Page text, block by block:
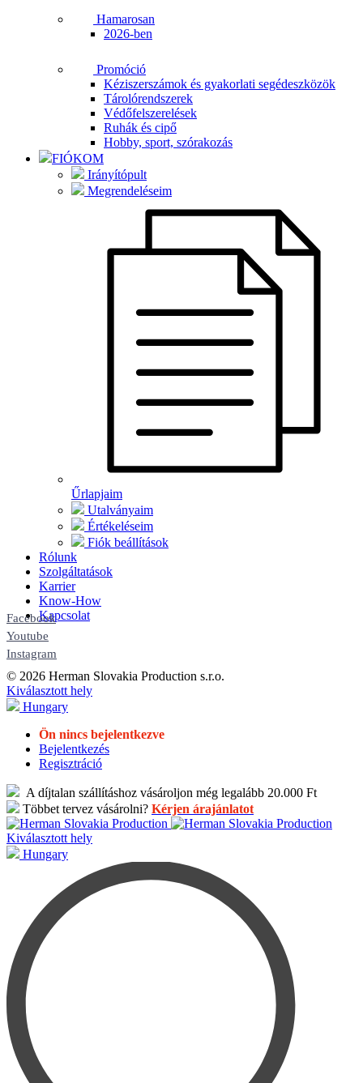
Hamarosan
2026-ben
Promóció
Kéziszerszámok és gyakorlati segédeszközök
Tárolórendszerek
Védőfelszerelések
Ruhák és cipő
Hobby, sport, szórakozás
FIÓKOM
Irányítópult
Megrendeléseim
Űrlapjaim
Utalványaim
Értékeléseim
Fiók beállítások
Rólunk
Szolgáltatások
Karrier
Know-How
Kapcsolat
Facebook
Youtube
Instagram
© 2026 Herman Slovakia Production s.r.o.
Kiválasztott hely
Hungary
Ön nincs bejelentkezve
Bejelentkezés
Regisztráció
A díjtalan szállításhoz vásároljon még legalább 20.000 Ft
Többet tervez vásárolni? Kérjen árajánlatot
Kiválasztott hely
Hungary